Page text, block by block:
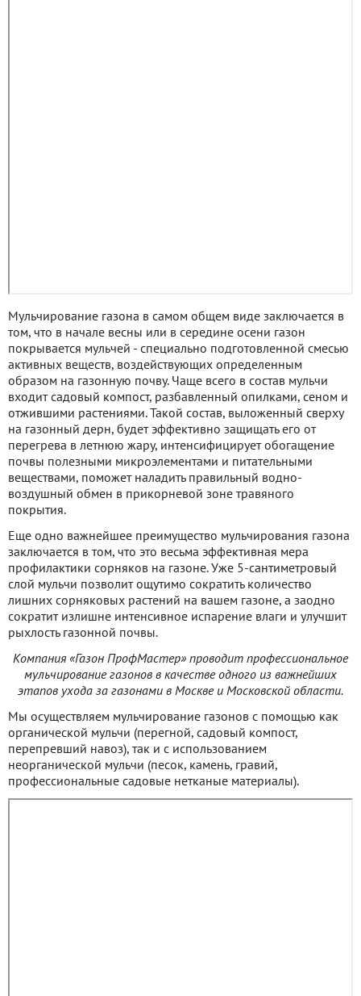
Мульчирование газона в самом общем виде заключается в
том, что в начале весны или в середине осени газон
покрывается мульчей - специально подготовленной смесью
активных веществ, воздействующих определенным
образом на газонную почву. Чаще всего в состав мульчи
входит садовый компост, разбавленный опилками, сеном и
отжившими растениями. Такой состав, выложенный сверху
на газонный дерн, будет эффективно защищать его от
перегрева в летнюю жару, интенсифицирует обогащение
почвы полезными микроэлементами и питательными
веществами, поможет наладить правильный водно-
воздушный обмен в прикорневой зоне травяного
покрытия.
Еще одно важнейшее преимущество мульчирования газона
заключается в том, что это весьма эффективная мера
профилактики сорняков на газоне. Уже 5-сантиметровый
слой мульчи позволит ощутимо сократить количество
лишних сорняковых растений на вашем газоне, а заодно
сократит излишне интенсивное испарение влаги и улучшит
рыхлость газонной почвы.
Компания «Газон ПрофМастер» проводит профессиональное
мульчирование газонов в качестве одного из важнейших
этапов ухода за газонами в Москве и Московской области.
Мы осуществляем мульчирование газонов с помощью как
органической мульчи (перегной, садовый компост,
перепревший навоз), так и с использованием
неорганической мульчи (песок, камень, гравий,
профессиональные садовые нетканые материалы).